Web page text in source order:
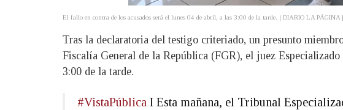
El fallo en contra de los acusados será el lunes 04 de abril, a las 3:00 de la tarde. | DIARIO LA PÁGINA |
Tras la declaratoria del testigo criteriado, un presunto
Fiscalía General de la República (FGR), el juez
3:00 de la tarde.
#VistaPública I Esta mañana, el Tribunal